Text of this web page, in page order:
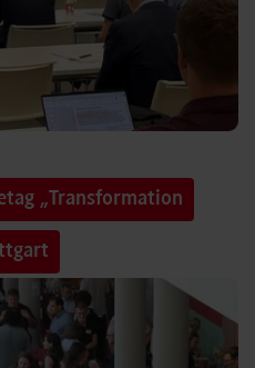
„Transformation